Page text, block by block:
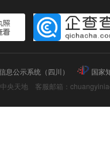
息公示系统（四川）
国家
央天地 客服邮箱：